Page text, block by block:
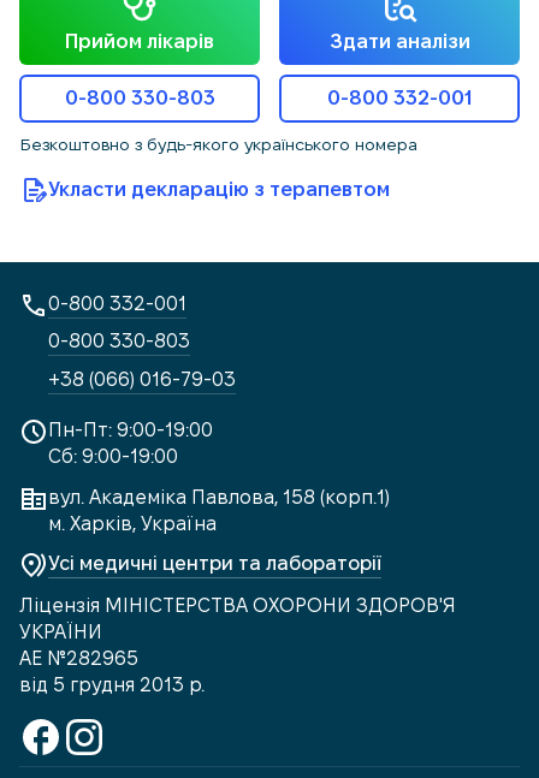
Прийом лікарів Здати аналізи
0-800 330-803 0-800 332-001
Безкоштовно з будь-якого українського номера
Укласти декларацію з терапевтом
Пн-Пт: 9:00-19:00
Сб: 9:00-19:00
вул. Академіка Павлова, 158 (корп.1)
м. Харків, Україна
Усі медичні центри та лабораторії
Ліцензія МІНІСТЕРСТВА ОХОРОНИ ЗДОРОВ'Я
УКРАЇНИ
АЕ №282965
від 5 грудня 2013 р.
0-800 332-001
0-800 330-803
+38 (066) 016-79-03